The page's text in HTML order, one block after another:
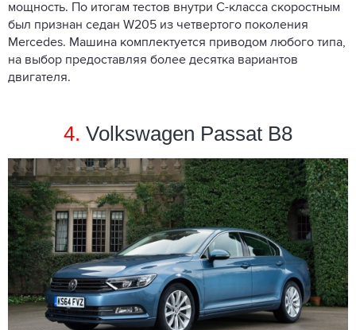
мощность. По итогам тестов внутри С-класса скоростным
был признан седан W205 из четвертого поколения
Mercedes. Машина комплектуется приводом любого типа,
на выбор предоставляя более десятка вариантов
двигателя.
4. Volkswagen Passat B8